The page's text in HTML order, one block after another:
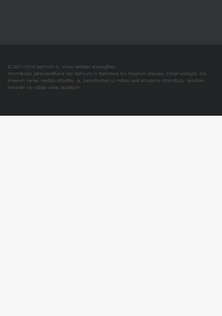
© 2007–2018 Iepirkumi.lv. Visas tiesības aizsargātas.
Informācijas pārpublicēšana bez iepirkumi.lv īpašnieka SIA Imperum atļaujas, stingri aizliegta. SIA
Imperum nenes nekādu atbildību, ja, pamatojoties uz mājas lapā atrodamo informāciju, radušies
materiāli vai citāda veida zaudējumi.